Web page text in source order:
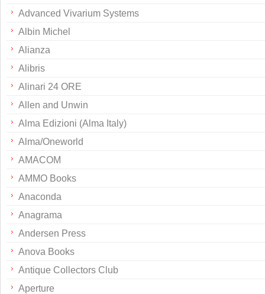
Advanced Vivarium Systems
Albin Michel
Alianza
Alibris
Alinari 24 ORE
Allen and Unwin
Alma Edizioni (Alma Italy)
Alma/Oneworld
AMACOM
AMMO Books
Anaconda
Anagrama
Andersen Press
Anova Books
Antique Collectors Club
Aperture